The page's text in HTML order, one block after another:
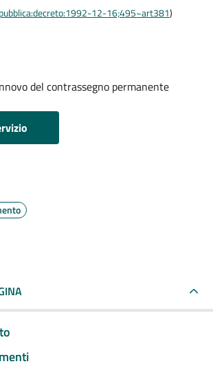
12-16;495~art381)
del contrassegno permanente